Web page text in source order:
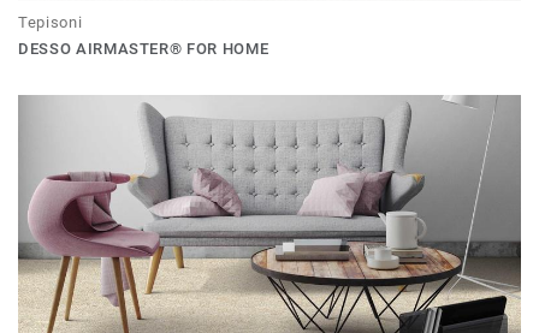
Tepisoni
DESSO AIRMASTER® FOR HOME